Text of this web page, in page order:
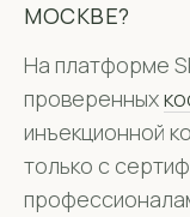
МОСКВЕ?
На платформе
проверенных
инъекционной
только с